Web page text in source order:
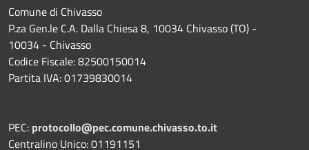
Comune di Chivasso
P.za Gen.le C.A. Dalla Chiesa 8, 10034 Chivasso (TO) -
10034 - Chivasso
Codice Fiscale: 82500150014
Partita IVA: 01739830014
PEC: protocollo@pec.comune.chivasso.to.it
Centralino Unico: 01191151